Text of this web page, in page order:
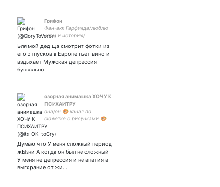
Грифон
Фан-акк Гарфилда/люблю
игры и историю/
ведьмак и ЛОТР Фехтун,
начинающий рекон, швеец
и на дуде игрец. Смятенье
Ьля мой дед ща смотрит фотки из
его отпусков в Европе пьет вино и
вздыхает Мужская депрессия
буквально
озорная анимашка ХОЧУ К
ПСИХАИТРУ
она/он 🎨 канал по
сюжетке с рисунками 🎨
Думаю что У меня сложный период
жЫзни А когда он был не сложный
У меня не депрессия и не апатия а
выгорание от жи…